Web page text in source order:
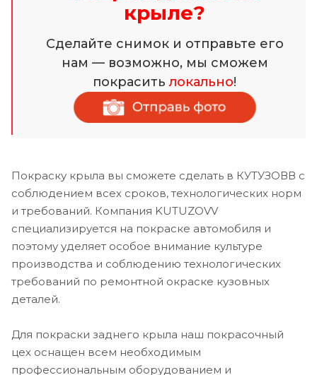
крыле?
Сделайте снимок и отправьте его
нам — возможно, мы сможем
покраситьлокально!
Покраску крыла вы сможете сделать в КУТУЗОВВ с
соблюдением всех сроков, технологических норм
и требований. Компания KUTUZOVV
специализируется на покраске автомобиля и
поэтому уделяет особое внимание культуре
производства и соблюдению технологических
требований по ремонтной окраске кузовных
деталей.
Для покраски заднего крыла наш покрасочный
цех оснащен всем необходимым
профессиональным оборудованием и